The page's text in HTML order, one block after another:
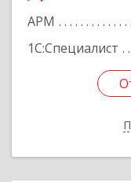
АРМ
1С:Специалист